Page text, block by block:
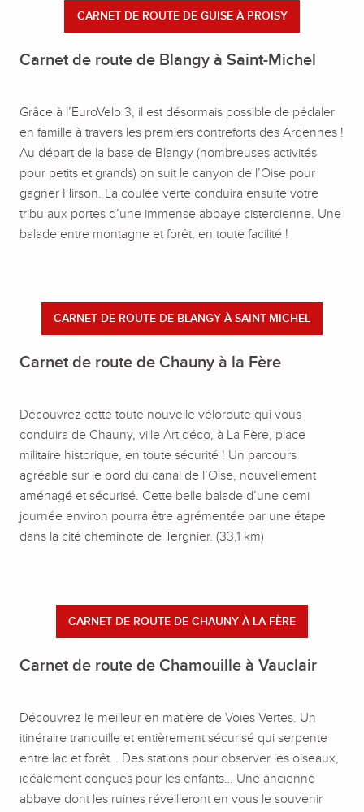
CARNET DE ROUTE DE GUISE À PROISY
Carnet de route de Blangy à Saint-Michel
Grâce à l’EuroVelo 3, il est désormais possible de pédaler
en famille à travers les premiers contreforts des Ardennes !
Au départ de la base de Blangy (nombreuses activités
pour petits et grands) on suit le canyon de l’Oise pour
gagner Hirson. La coulée verte conduira ensuite votre
tribu aux portes d’une immense abbaye cistercienne. Une
balade entre montagne et forêt, en toute facilité !
CARNET DE ROUTE DE BLANGY À SAINT-MICHEL
Carnet de route de Chauny à la Fère
Découvrez cette toute nouvelle véloroute qui vous
conduira de Chauny, ville Art déco, à La Fère, place
militaire historique, en toute sécurité ! Un parcours
agréable sur le bord du canal de l’Oise, nouvellement
aménagé et sécurisé. Cette belle balade d’une demi
journée environ pourra être agrémentée par une étape
dans la cité cheminote de Tergnier. (33,1 km)
CARNET DE ROUTE DE CHAUNY À LA FÈRE
Carnet de route de Chamouille à Vauclair
Découvrez le meilleur en matière de Voies Vertes. Un
itinéraire tranquille et entièrement sécurisé qui serpente
entre lac et forêt… Des stations pour observer les oiseaux,
idéalement conçues pour les enfants… Une ancienne
abbaye dont les ruines réveilleront en vous le souvenir